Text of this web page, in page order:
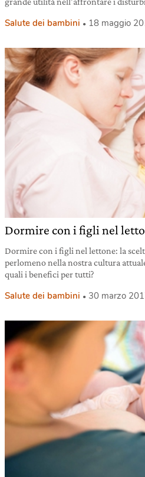
Salute dei bambini 18 maggio
Dormire con i figli nel
Dormire con i figli nel lettone: la
perlomeno nella nostra cultura
quali i benefici per tutti?
Salute dei bambini 30 marzo